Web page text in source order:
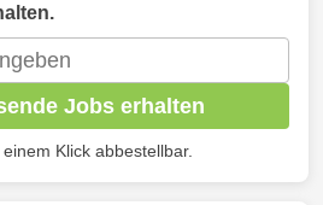
Jobs erhalten
Klick abbestellbar.